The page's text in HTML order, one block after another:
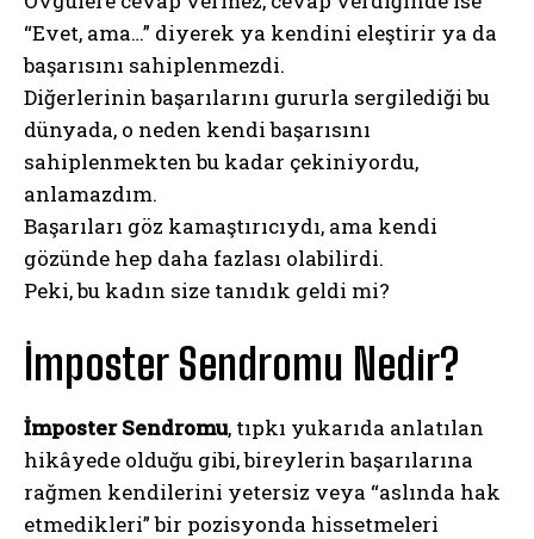
“Evet, ama…” diyerek ya kendini eleştirir ya da
başarısını sahiplenmezdi.
Diğerlerinin başarılarını gururla sergilediği bu
dünyada, o neden kendi başarısını
sahiplenmekten bu kadar çekiniyordu,
anlamazdım.
Başarıları göz kamaştırıcıydı, ama kendi
gözünde hep daha fazlası olabilirdi.
Peki, bu kadın size tanıdık geldi mi?
İmposter Sendromu Nedir?
İmposter Sendromu, tıpkı yukarıda anlatılan
hikâyede olduğu gibi, bireylerin başarılarına
rağmen kendilerini yetersiz veya “aslında hak
etmedikleri” bir pozisyonda hissetmeleri